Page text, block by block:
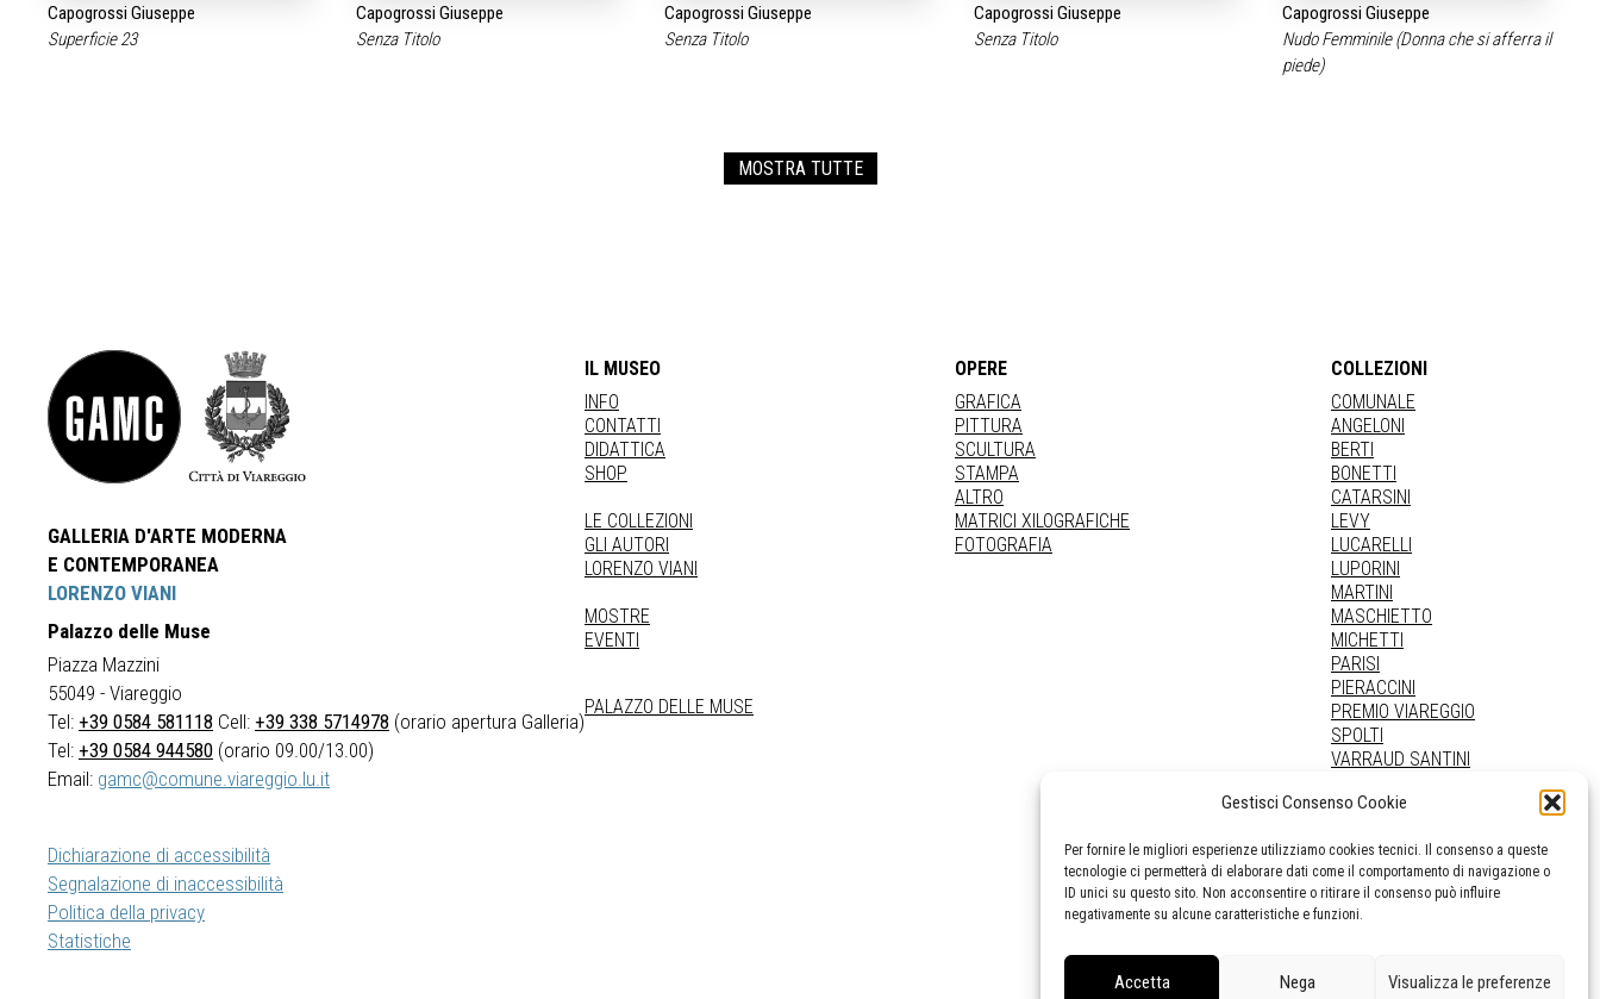
Gestisci Consenso Cookie
Per fornire le migliori esperienze utilizziamo cookies tecnici. Il consenso a queste
tecnologie ci permetterà di elaborare dati come il comportamento di navigazione o
ID unici su questo sito. Non acconsentire o ritirare il consenso può influire
negativamente su alcune caratteristiche e funzioni.
Accetta Nega Visualizza le preferenze
Capogrossi Giuseppe
Superficie 23
Capogrossi Giuseppe
Senza Titolo
Capogrossi Giuseppe
Senza Titolo
Capogrossi Giuseppe
Senza Titolo
Capogrossi Giuseppe
Nudo Femminile (Donna che si afferra il
piede)
MOSTRA TUTTE
GALLERIA D'ARTE MODERNA
E CONTEMPORANEA
LORENZO VIANI
Palazzo delle Muse
Piazza Mazzini
55049 - Viareggio
Tel: +39 0584 581118 Cell: +39 338 5714978 (orario apertura Galleria)
Tel: +39 0584 944580 (orario 09.00/13.00)
Email: gamc@comune.viareggio.lu.it
Dichiarazione di accessibilità
Segnalazione di inaccessibilità
Politica della privacy
Statistiche
IL MUSEO
INFO
CONTATTI
DIDATTICA
SHOP
LE COLLEZIONI
GLI AUTORI
LORENZO VIANI
MOSTRE
EVENTI
PALAZZO DELLE MUSE
OPERE
GRAFICA
PITTURA
SCULTURA
STAMPA
ALTRO
MATRICI XILOGRAFICHE
FOTOGRAFIA
COLLEZIONI
COMUNALE
ANGELONI
BERTI
BONETTI
CATARSINI
LEVY
LUCARELLI
LUPORINI
MARTINI
MASCHIETTO
MICHETTI
PARISI
PIERACCINI
PREMIO VIAREGGIO
SPOLTI
VARRAUD SANTINI